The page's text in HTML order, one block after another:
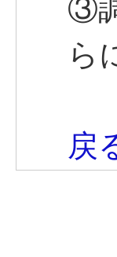
③
ら
戻